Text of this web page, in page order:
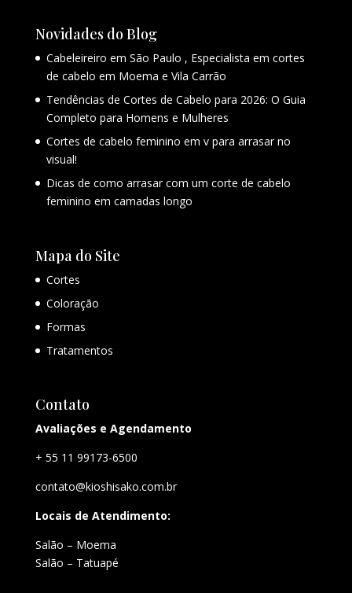
Novidades do Blog
Cabeleireiro em São Paulo , Especialista em cortes
de cabelo em Moema e Vila Carrão
Tendências de Cortes de Cabelo para 2026: O Guia
Completo para Homens e Mulheres
Cortes de cabelo feminino em v para arrasar no
visual!
Dicas de como arrasar com um corte de cabelo
feminino em camadas longo
Mapa do Site
Cortes
Coloração
Formas
Tratamentos
Contato
Avaliações e Agendamento
+ 55 11 99173-6500
contato@kioshisako.com.br
Locais de Atendimento:
Salão – Moema
Salão – Tatuapé